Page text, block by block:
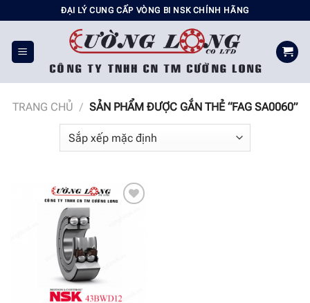
đến
nội
dung
ĐẠI LÝ CUNG CẤP VÒNG BI NSK CHÍNH HÃNG
TRANG CHỦ / SẢN PHẨM ĐƯỢC GẮN THẺ “FAG SA0060”